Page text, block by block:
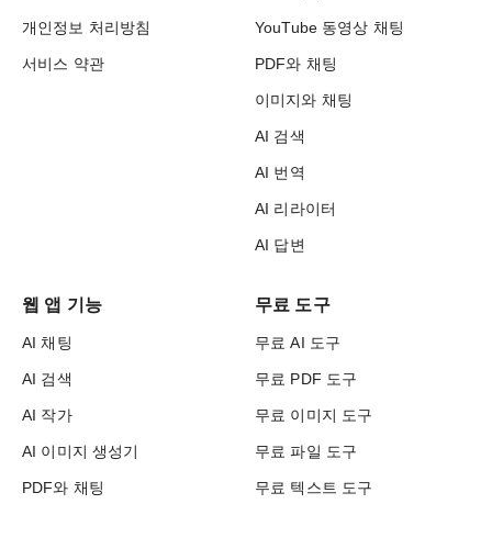
개인정보 처리방침
서비스 약관
YouTube 동영상 채팅
PDF와 채팅
이미지와 채팅
AI 검색
AI 번역
AI 리라이터
AI 답변
웹 앱 기능
AI 채팅
AI 검색
AI 작가
AI 이미지 생성기
PDF와 채팅
무료 도구
무료 AI 도구
무료 PDF 도구
무료 이미지 도구
무료 파일 도구
무료 텍스트 도구